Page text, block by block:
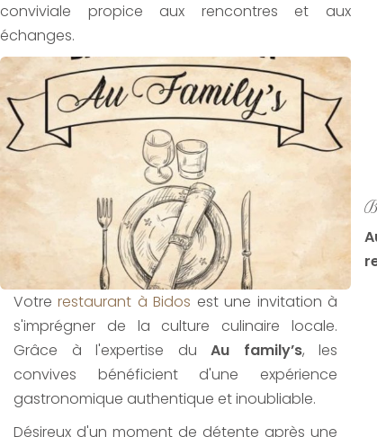
conviviale propice aux rencontres et aux
échanges.
Votrerestaurant à Bidos est une invitation à
s'imprégner de la culture culinaire locale.
Grâce à l'expertise du Au family’s, les
convives bénéficient d'une expérience
gastronomique authentique et inoubliable.
Désireux d'un moment de détente après une